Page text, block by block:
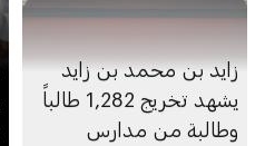
زايد بن محمد بن زايد
يشهد تخريج 1,282 طالباً
وطالبة من مدارس